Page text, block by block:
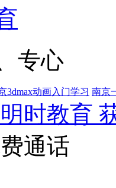
专心
3dmax动画入门学习 南京
时教育
通话